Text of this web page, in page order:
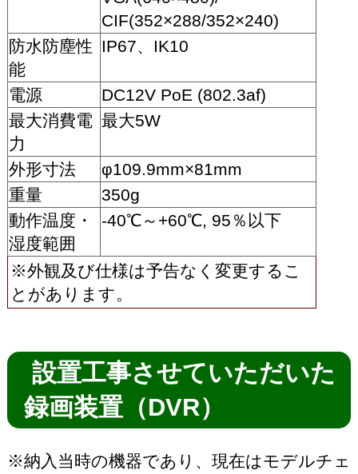
CIF(352×288/352×240)
防水防塵性
能
IP67、IK10
電源
DC12V PoE (802.3af)
最大消費電
力
最大5W
外形寸法
φ109.9mm×81mm
重量
350g
動作温度・
湿度範囲
-40℃～+60℃, 95％以下
※外観及び仕様は予告なく変更するこ
とがあります。
設置工事させていただいた
録画装置（DVR）
※納入当時の機器であり、現在はモデルチェ